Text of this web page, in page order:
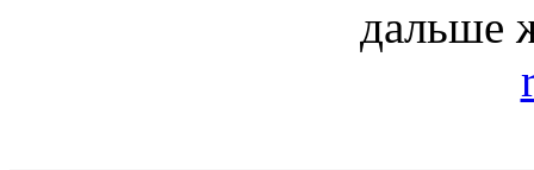
дальше